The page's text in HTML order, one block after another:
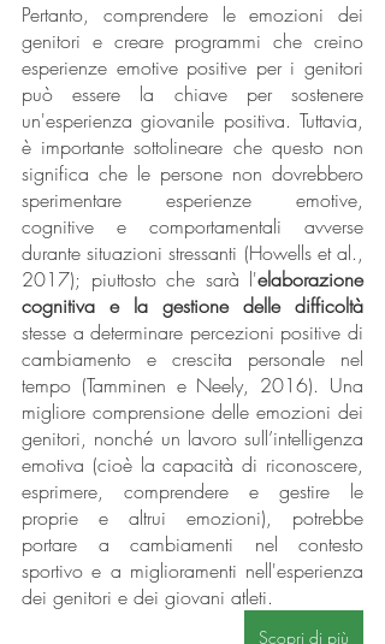
Pertanto, comprendere le emozioni dei
genitori e creare programmi che creino
esperienze emotive positive per i genitori
può essere la chiave per sostenere
un'esperienza giovanile positiva. Tuttavia,
è importante sottolineare che questo non
significa che le persone non dovrebbero
sperimentare esperienze emotive,
cognitive e comportamentali avverse
durante situazioni stressanti (Howells et al.,
2017); piuttosto che sarà l'elaborazione
cognitiva e la gestione delle difficoltà
stesse a determinare percezioni positive di
cambiamento e crescita personale nel
tempo (Tamminen e Neely, 2016). Una
migliore comprensione delle emozioni dei
genitori, nonché un lavoro sull’intelligenza
emotiva (cioè la capacità di riconoscere,
esprimere, comprendere e gestire le
proprie e altrui emozioni), potrebbe
portare a cambiamenti nel contesto
sportivo e a miglioramenti nell'esperienza
dei genitori e dei giovani atleti.
Scopri di più